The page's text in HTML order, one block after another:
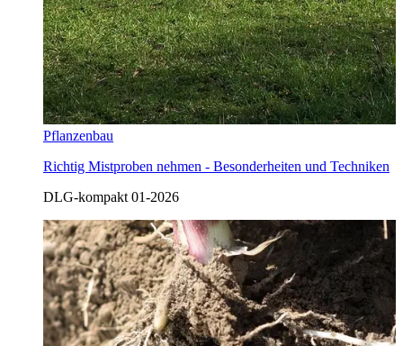
Pflanzenbau
Richtig Mistproben nehmen - Besonderheiten und Techniken
DLG-kompakt 01-2026